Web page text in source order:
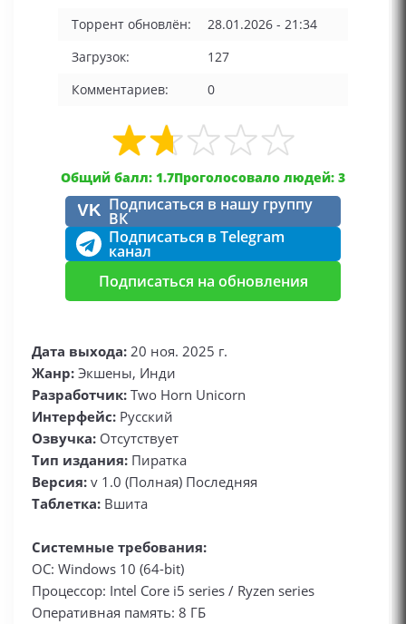
Торрент обновлён:
28.01.2026 - 21:34
Загрузок:
127
Комментариев:
0
Общий балл: 1.7Проголосовало людей: 3
VK Подписаться в нашу группу
ВК
Подписаться в Telegram
канал
Подписаться на обновления
Дата выхода: 20 ноя. 2025 г.
Жанр: Экшены, Инди
Разработчик: Two Horn Unicorn
Интерфейс: Русский
Озвучка: Отсутствует
Тип издания: Пиратка
Версия: v 1.0 (Полная) Последняя
Таблетка: Вшита
Системные требования:
ОС: Windows 10 (64-bit)
Процессор: Intel Core i5 series / Ryzen series
Оперативная память: 8 ГБ